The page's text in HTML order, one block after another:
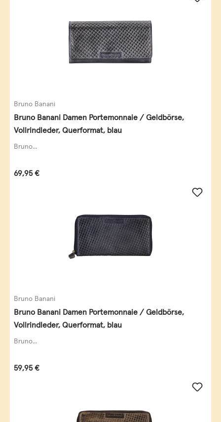
Bruno Banani
Bruno Banani Damen Portemonnaie / Geldbörse,
Vollrindleder, Querformat, blau
Bruno...
Regulärer Preis:
69,95 €
Bruno Banani
Bruno Banani Damen Portemonnaie / Geldbörse,
Vollrindleder, Querformat, blau
Bruno...
Regulärer Preis:
59,95 €